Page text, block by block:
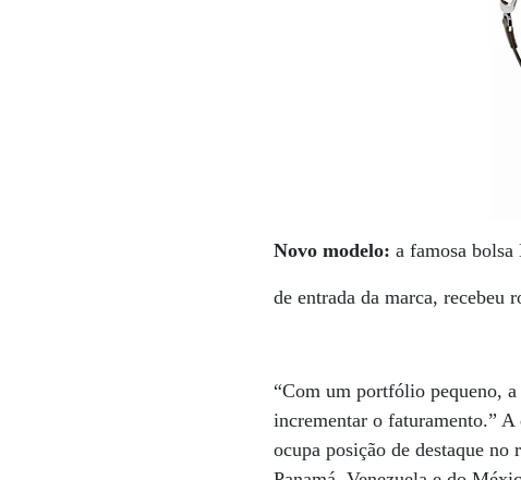
Novo modelo:a famosa
de entrada da marca, recebeu
“Com um portfólio pequeno,
incrementar o faturamento.”
ocupa posição de destaque